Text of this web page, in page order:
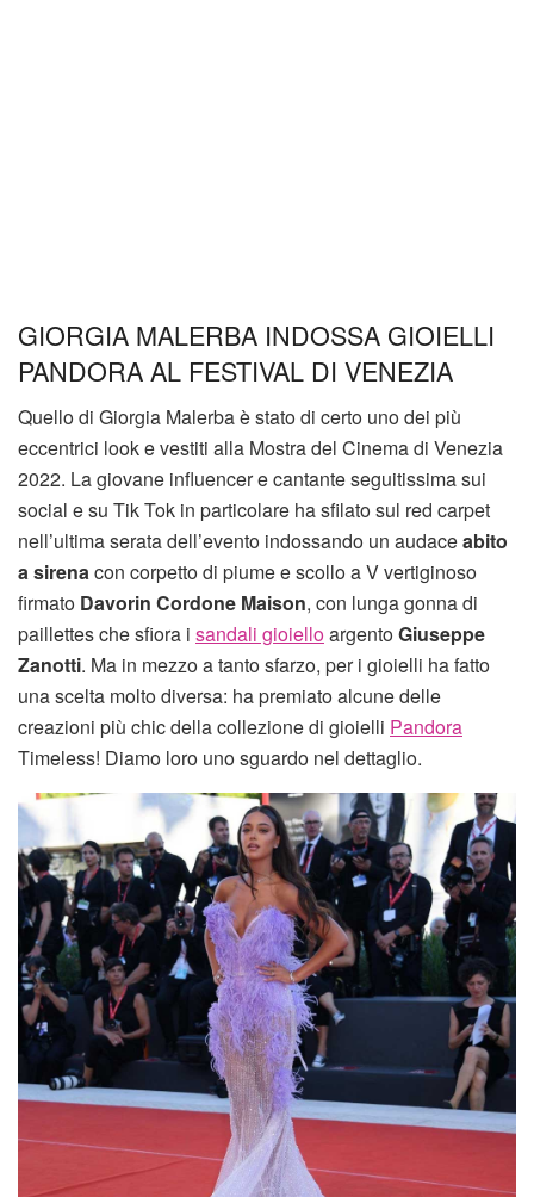
GIORGIA MALERBA INDOSSA GIOIELLI
PANDORA AL FESTIVAL DI VENEZIA
Quello di Giorgia Malerba è stato di certo uno dei più
eccentrici look e vestiti alla Mostra del Cinema di Venezia
2022. La giovane influencer e cantante seguitissima sui
social e su Tik Tok in particolare ha sfilato sul red carpet
nell’ultima serata dell’evento indossando un audaceabito
a sirenacon corpetto di piume e scollo a V vertiginoso
firmato Davorin Cordone Maison, con lunga gonna di
paillettes che sfiora i sandali gioielloargentoGiuseppe
Zanotti. Ma in mezzo a tanto sfarzo, per i gioielli ha fatto
una scelta molto diversa: ha premiato alcune delle
creazioni più chic della collezione di gioielli Pandora
Timeless! Diamo loro uno sguardo nel dettaglio.